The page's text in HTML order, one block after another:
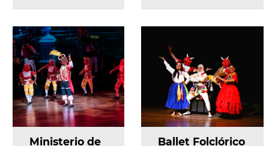
Ministerio de Ballet Folclórico